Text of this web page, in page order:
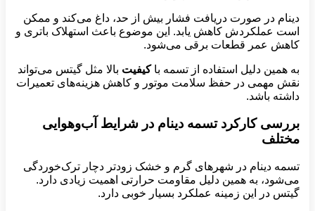
دینام در صورت دریافت فشار بیش از حد، داغ می‌کند و ممکن
است عملکردش کاهش یابد. این موضوع باعث استهلاک باتری و
کاهش عمر قطعات برقی می‌شود.
به همین دلیل استفاده از تسمه باکیفیت بالا مثل گیتس می‌تواند
نقش مهمی در حفظ سلامت موتور و کاهش هزینه‌های تعمیرات
داشته باشد.
بررسی کارکرد تسمه دینام در شرایط آب‌وهوایی
مختلف
تسمه دینام در شهرهای گرم و خشک زودتر دچار ترک‌خوردگی
می‌شود، به همین دلیل مقاومت حرارتی اهمیت زیادی دارد.
گیتس در این زمینه عملکرد بسیار خوبی دارد.